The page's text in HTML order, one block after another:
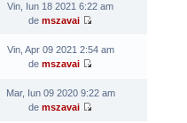
Vin, Iun 18 2021 6:22 am
de mszavai
Vin, Apr 09 2021 2:54 am
de mszavai
Mar, Iun 09 2020 9:22 am
de mszavai